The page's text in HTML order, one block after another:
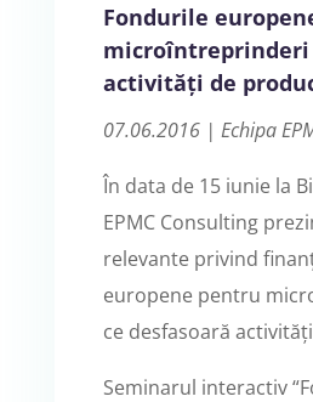
Fondurile
microîntreprinderi
activități de
07.06.2016 | Echipa
În data de 15 iunie la
EPMC Consulting
relevante privind
europene pentru
ce desfasoară
Seminarul interactiv